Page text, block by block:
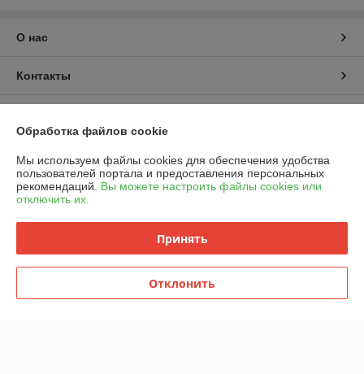
О нас
Контакты
Полная версия сайта
Сайт создан на платформе Deal.by
Обработка файлов cookie
Мы используем файлы cookies для обеспечения удобства
пользователей портала и предоставления персональных
рекомендаций. Вы можете настроить файлы cookies или
отключить их.
Принять
Отклонить